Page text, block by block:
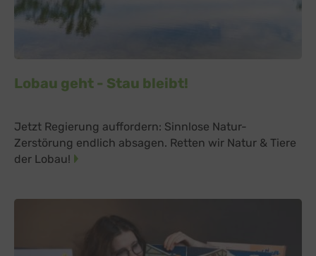
Lobau geht - Stau bleibt!
Jetzt Regierung auffordern: Sinnlose Natur-
Zerstörung endlich absagen. Retten wir Natur & Tiere
der Lobau!